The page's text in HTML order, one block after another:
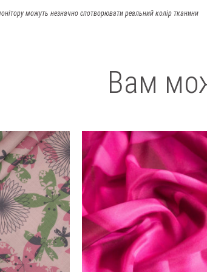
можуть незначно спотворювати реальний колір тканини
Вам